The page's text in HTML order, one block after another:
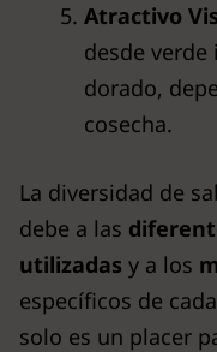
Atractivo
desde
dorado,
cosecha.
La diversidad de
debe a las
utilizadas y a los
específicos de
solo es un placer